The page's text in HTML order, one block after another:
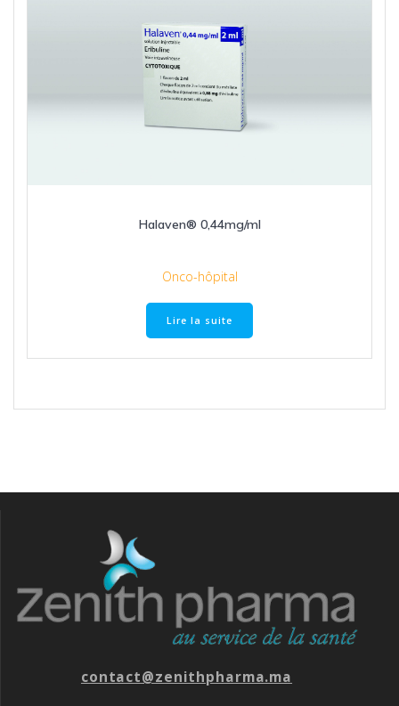
Halaven® 0,44mg/ml
Onco-hôpital
Lire la suite
contact@zenithpharma.ma